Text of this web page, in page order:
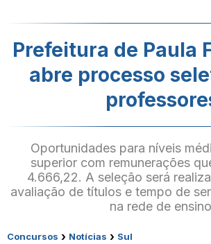
Prefeitura de Paula
abre processo
Oportunidades para níveis
superior com remunerações
4.666,22. A seleção será
avaliação de títulos e tempo de
na rede de
Concursos › Notícias › Sul